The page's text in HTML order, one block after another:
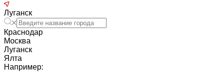
Луганск
Краснодар
Москва
Луганск
Ялта
Например: